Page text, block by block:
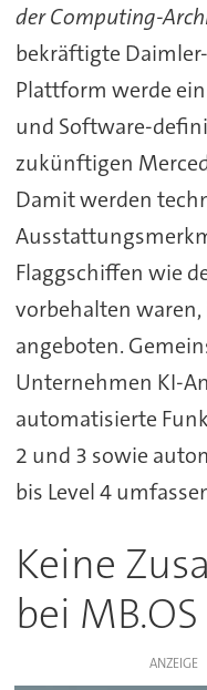
der Computing-
bekräftigte
Plattform werde
und Software-
zukünftigen
Damit werden
Flaggschiffen wie
vorbehalten
angeboten.
Unternehmen KI-
automatisierte
2 und 3 sowie
bis Level 4
Keine
bei MB.OS
ANZEIGE